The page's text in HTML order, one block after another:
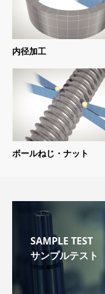
内径加工
ボールねじ・ナット
SAMPLE TEST
サンプルテスト